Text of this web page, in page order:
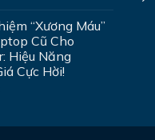
“Xương Máu”
Cũ Cho
Hiệu Năng
Cực Hời!